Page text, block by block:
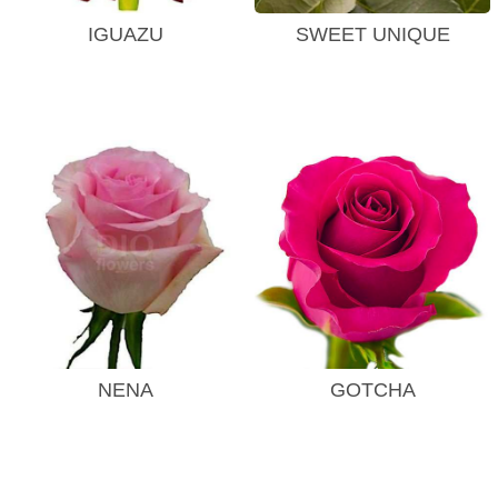
IGUAZU SWEET UNIQUE
NENA GOTCHA